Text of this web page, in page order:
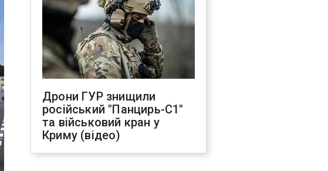
Дрони ГУР знищили
російський "Панцирь-С1"
та військовий кран у
Криму (відео)